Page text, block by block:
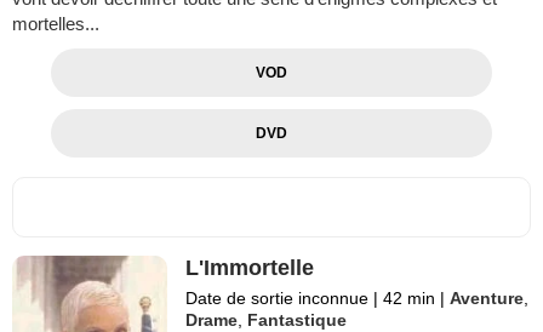
mortelles...
VOD
DVD
L'Immortelle
Date de sortie inconnue | 42 min | Aventure
Drame Fantastique